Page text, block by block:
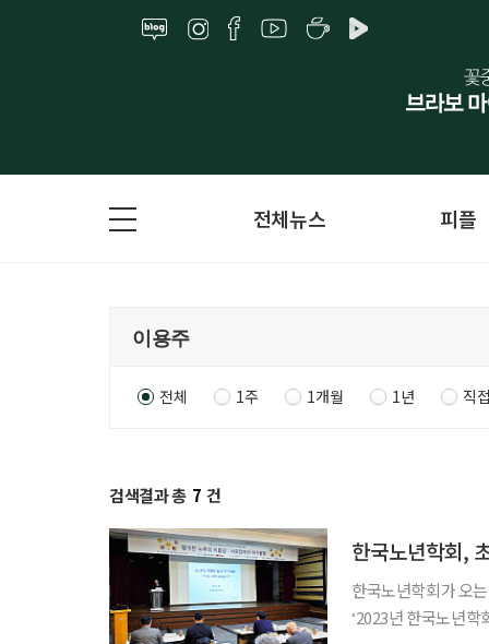
전체뉴스 피플
전체 1주 1개월 1년 직
검색결과 총 7 건
한국노년학회,
한국노년학회가 오
‘2023년 한국노년학회 전기학술대